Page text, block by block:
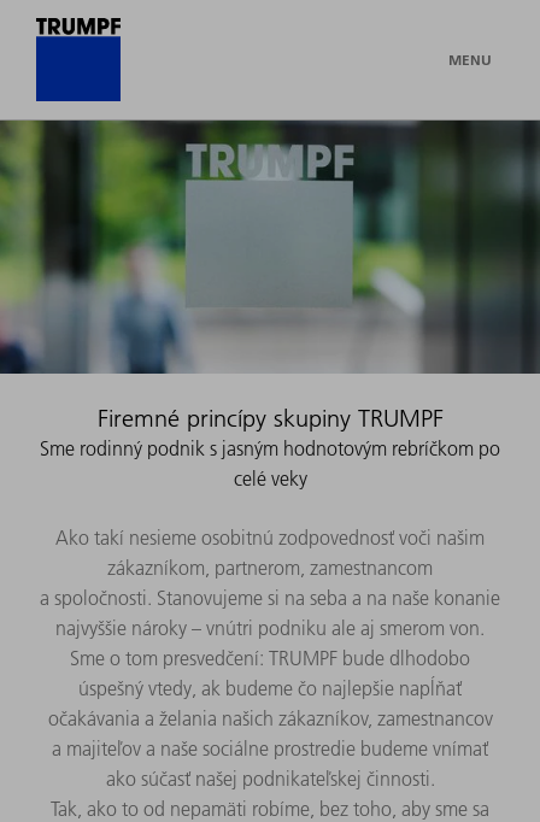
MENU
Firemné princípy skupiny TRUMPF
Sme rodinný podnik s jasným hodnotovým rebríčkom po
celé veky
Ako takí nesieme osobitnú zodpovednosť voči našim
zákazníkom, partnerom, zamestnancom
a spoločnosti. Stanovujeme si na seba a na naše konanie
najvyššie nároky – vnútri podniku ale aj smerom von.
Sme o tom presvedčení: TRUMPF bude dlhodobo
úspešný vtedy, ak budeme čo najlepšie napĺňať
očakávania a želania našich zákazníkov, zamestnancov
a majiteľov a naše sociálne prostredie budeme vnímať
ako súčasť našej podnikateľskej činnosti.
Tak, ako to od nepamäti robíme, bez toho, aby sme sa